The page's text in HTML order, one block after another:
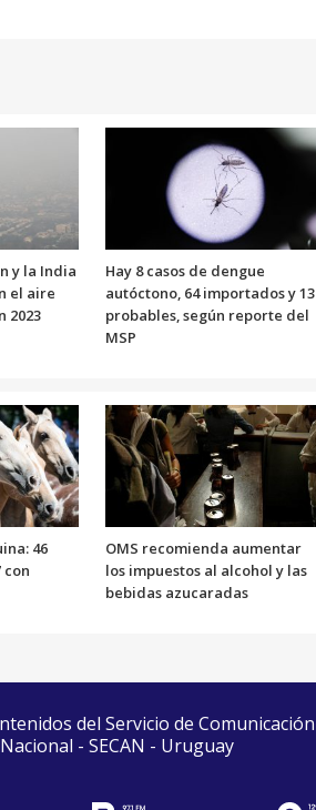
y la India
el aire
2023
Hay 8 casos de dengue
autóctono, 64 importados y 13
probables, según reporte del
MSP
46
con
OMS recomienda aumentar
los impuestos al alcohol y las
bebidas azucaradas
del Servicio de Comunicación
- SECAN - Uruguay